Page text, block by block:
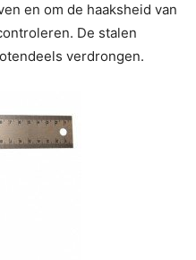
en om de haaksheid van
De stalen
verdrongen.